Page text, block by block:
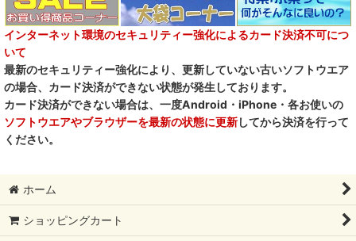
インターネット環境のセキュリティー強化によるカード決済不可につ
いて
最新のセキュリティー強化により、更新していない古いソフトウエア
の場合、カード決済ができない状態が発生しております。
カード決済ができない場合は、一度Android・iPhone・各お使いの
ソフトウエアやブラウザーを最新の状態に更新してから決済を行って
ください。
ホーム
ショッピングカート